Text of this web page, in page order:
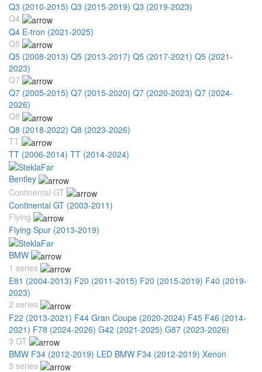
Q3 (2010-2015) Q3 (2015-2019) Q3 (2019-2023)
Q4
Q4 E-tron (2021-2025)
Q5
Q5 (2008-2013) Q5 (2013-2017) Q5 (2017-2021) Q5 (2021-
2023)
Q7
Q7 (2005-2015) Q7 (2015-2020) Q7 (2020-2023) Q7 (2024-
2026)
Q8
Q8 (2018-2022) Q8 (2023-2026)
TT
TT (2006-2014) TT (2014-2024)
Bentley
Continental GT
Continental GT (2003-2011)
Flying
Flying Spur (2013-2019)
BMW
1 series
E81 (2004-2013) F20 (2011-2015) F20 (2015-2019) F40 (2019-
2023)
2 series
F22 (2013-2021) F44 Gran Coupe (2020-2024) F45 F46 (2014-
2021) F78 (2024-2026) G42 (2021-2025) G87 (2023-2026)
3 GT
BMW F34 (2012-2019) LED BMW F34 (2012-2019) Xenon
3 series